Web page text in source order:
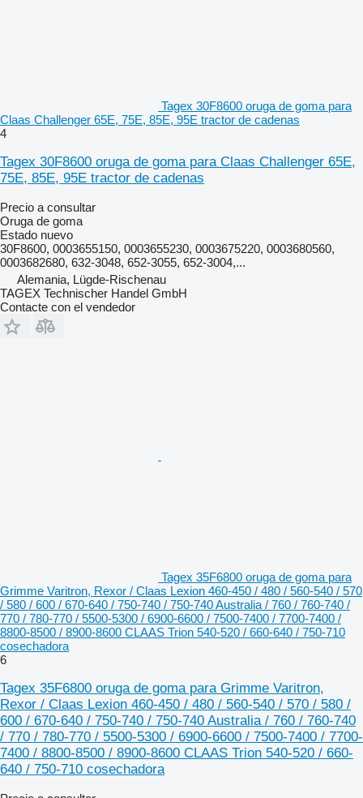
Tagex 30F8600 oruga de goma para
Claas Challenger 65E, 75E, 85E, 95E tractor de cadenas
4
Tagex 30F8600 oruga de goma para Claas Challenger 65E,
75E, 85E, 95E tractor de cadenas
Precio a consultar
Oruga de goma
Estado nuevo
30F8600, 0003655150, 0003655230, 0003675220, 0003680560,
0003682680, 632-3048, 652-3055, 652-3004,...
Alemania, Lügde-Rischenau
TAGEX Technischer Handel GmbH
Contacte con el vendedor
Tagex 35F6800 oruga de goma para
Grimme Varitron, Rexor / Claas Lexion 460-450 / 480 / 560-540 / 570
/ 580 / 600 / 670-640 / 750-740 / 750-740 Australia / 760 / 760-740 /
770 / 780-770 / 5500-5300 / 6900-6600 / 7500-7400 / 7700-7400 /
8800-8500 / 8900-8600 CLAAS Trion 540-520 / 660-640 / 750-710
cosechadora
6
Tagex 35F6800 oruga de goma para Grimme Varitron,
Rexor / Claas Lexion 460-450 / 480 / 560-540 / 570 / 580 /
600 / 670-640 / 750-740 / 750-740 Australia / 760 / 760-740
/ 770 / 780-770 / 5500-5300 / 6900-6600 / 7500-7400 / 7700-
7400 / 8800-8500 / 8900-8600 CLAAS Trion 540-520 / 660-
640 / 750-710 cosechadora